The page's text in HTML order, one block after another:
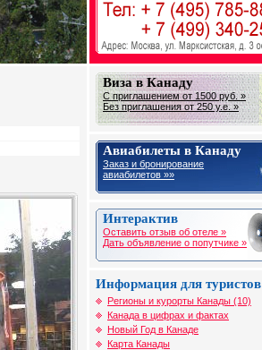
Виза в Канаду
С приглашением от 1500 руб. »
Без приглашения от 250 у.е. »
Авиабилеты в Канаду
Заказ и бронирование
авиабилетов »»
Интерактив
Оставить отзыв об отеле »
Дать объявление о попутчике »
Информация для туристов
Регионы и курорты Канады (10)
Канада в цифрах и фактах
Новый Год в Канаде
Карта Канады